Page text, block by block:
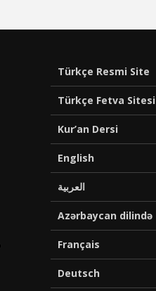
Türkçe Resmi Site
Türkçe Fetva Sitesi
Kur’an Dersi
English
العربية
Azərbaycan dilində
Français
Deutsch